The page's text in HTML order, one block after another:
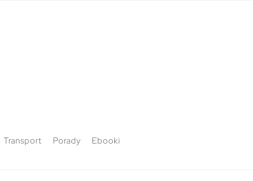
Transport Porady Ebooki